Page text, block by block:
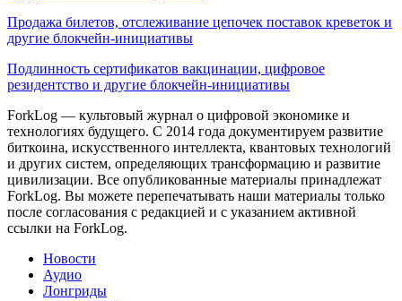
Продажа билетов, отслеживание цепочек поставок креветок и
другие блокчейн-инициативы
Подлинность сертификатов вакцинации, цифровое
резидентство и другие блокчейн-инициативы
ForkLog — культовый журнал о цифровой экономике и
технологиях будущего. С 2014 года документируем развитие
биткоина, искусственного интеллекта, квантовых технологий
и других систем, определяющих трансформацию и развитие
цивилизации. Все опубликованные материалы принадлежат
ForkLog. Вы можете перепечатывать наши материалы только
после согласования с редакцией и с указанием активной
ссылки на ForkLog.
Новости
Аудио
Лонгриды